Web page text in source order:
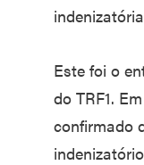
Este foi o
do TRF1.
confirmado